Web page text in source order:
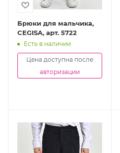
Брюки для мальчика,
CEGISA, арт. 5722
Есть в наличии
Цена доступна после
авторизации